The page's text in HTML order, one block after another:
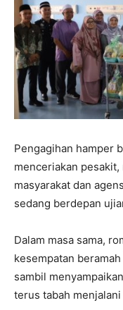
Pengagihan hamper
menceriakan
masyarakat dan
sedang berdepan
Dalam masa sama,
kesempatan
sambil
terus tabah menjalani